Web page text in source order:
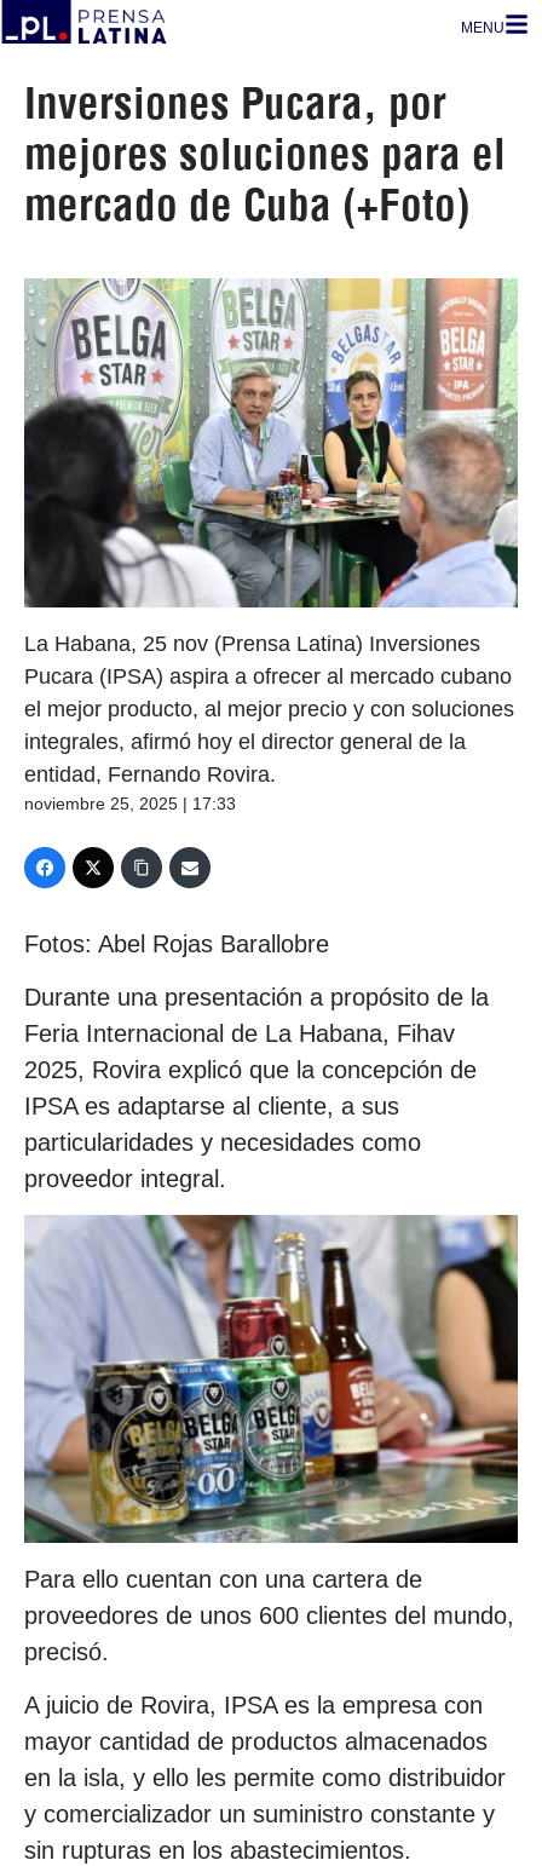
MENU
Inversiones Pucara, por
mejores soluciones para el
mercado de Cuba (+Foto)
La Habana, 25 nov (Prensa Latina) Inversiones
Pucara (IPSA) aspira a ofrecer al mercado cubano
el mejor producto, al mejor precio y con soluciones
integrales, afirmó hoy el director general de la
entidad, Fernando Rovira.
noviembre 25, 2025 | 17:33
Fotos: Abel Rojas Barallobre
Durante una presentación a propósito de la
Feria Internacional de La Habana, Fihav
2025, Rovira explicó que la concepción de
IPSA es adaptarse al cliente, a sus
particularidades y necesidades como
proveedor integral.
Para ello cuentan con una cartera de
proveedores de unos 600 clientes del mundo,
precisó.
A juicio de Rovira, IPSA es la empresa con
mayor cantidad de productos almacenados
en la isla, y ello les permite como distribuidor
y comercializador un suministro constante y
sin rupturas en los abastecimientos.